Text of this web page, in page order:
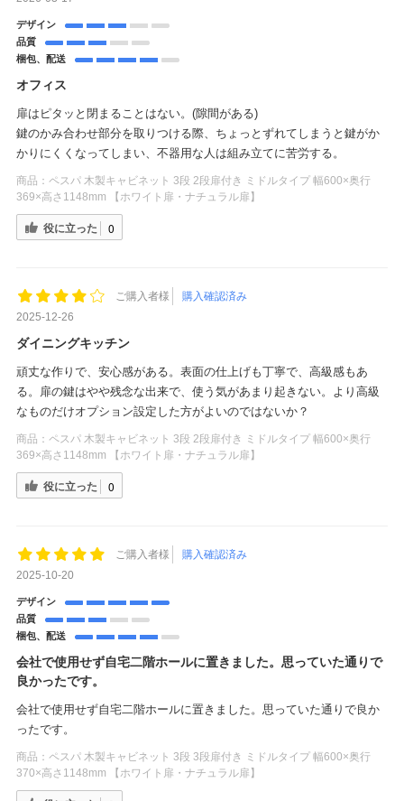
デザイン
品質
梱包、配送
オフィス
扉はピタッと閉まることはない。(隙間がある)
鍵のかみ合わせ部分を取りつける際、ちょっとずれてしまうと鍵がか
かりにくくなってしまい、不器用な人は組み立てに苦労する。
商品： ペスパ 木製キャビネット 3段 2段扉付き ミドルタイプ 幅600×奥行
369×高さ1148mm 【ホワイト扉・ナチュラル扉】
役に立った 0
ご購入者様
購入確認済み
2025-12-26
ダイニングキッチン
頑丈な作りで、安心感がある。表面の仕上げも丁寧で、高級感もあ
る。扉の鍵はやや残念な出来で、使う気があまり起きない。より高級
なものだけオプション設定した方がよいのではないか？
商品： ペスパ 木製キャビネット 3段 2段扉付き ミドルタイプ 幅600×奥行
369×高さ1148mm 【ホワイト扉・ナチュラル扉】
役に立った 0
ご購入者様
購入確認済み
2025-10-20
デザイン
品質
梱包、配送
会社で使用せず自宅二階ホールに置きました。思っていた通りで
良かったです。
会社で使用せず自宅二階ホールに置きました。思っていた通りで良か
ったです。
商品： ペスパ 木製キャビネット 3段 3段扉付き ミドルタイプ 幅600×奥行
370×高さ1148mm 【ホワイト扉・ナチュラル扉】